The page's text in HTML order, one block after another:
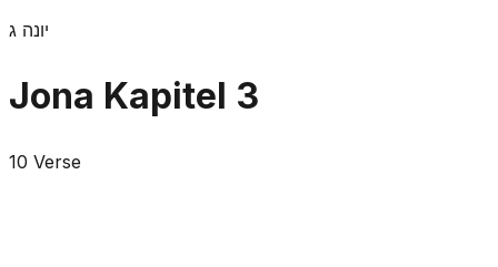
יונה ג
Jona Kapitel 3
10 Verse